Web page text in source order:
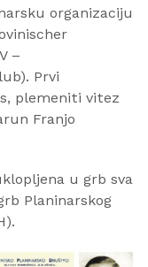
organizaciju
–
Prvi
plemeniti vitez
Franjo
u grb sva
Planinarskog